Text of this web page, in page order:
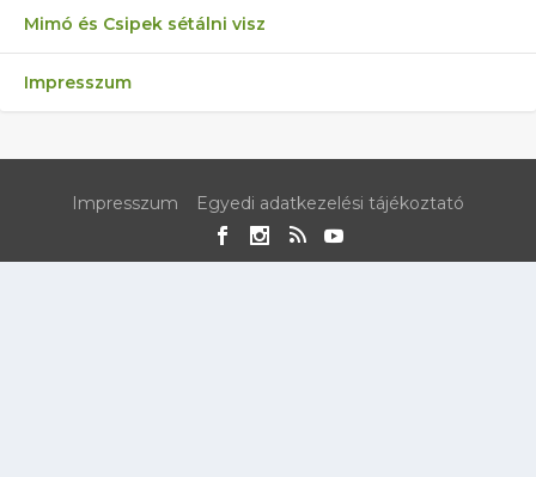
Mimó és Csipek sétálni visz
Impresszum
Impresszum Egyedi adatkezelési tájékoztató